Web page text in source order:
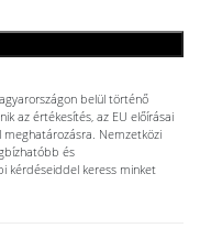
belül történő
az értékesítés, az EU előírásai
meghatározásra. Nemzetközi
és
kérdéseiddel keress minket